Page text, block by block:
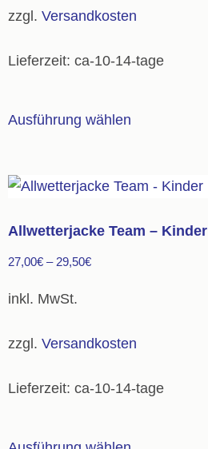
der
gewählt
zzgl. Versandkosten
Lieferzeit: ca-10-14-tage
Ausführung wählen
der
gewählt
Allwetterjacke Team – Kinder
27,00€ – 29,50€
inkl. MwSt.
zzgl. Versandkosten
Lieferzeit: ca-10-14-tage